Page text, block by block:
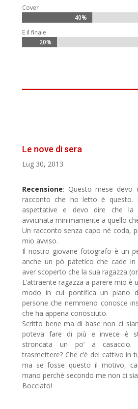
Cover
40%
40%
E il finale
20%
20%
Le nove di sera
Lug 30, 2013
Recensione: Questo mese devo
racconto che ho letto è questo.
aspettative e devo dire che
avvicinata minimamente a quello
Un racconto senza capo né coda,
mio avviso.
Il nostro giovane fotografo è un
anche un pò patetico che cade in
aver scoperto che la sua ragazza
L’attraente ragazza a parere mio è
modo in cui pontifica un piano
persone che nemmeno conosce
che ha appena conosciuto.
Scritto bene ma di base non ci
poteva fare di più e invece è
stroncata un po’ a casaccio.
trasmettere? Che c’è del cattivo in
ma se fosse questo il motivo,
mano perchè secondo me non ci
Bocciato!